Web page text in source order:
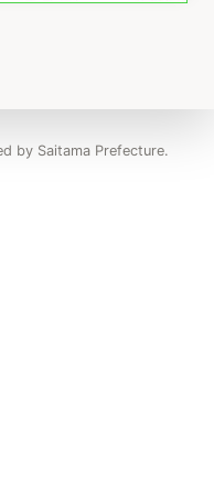
by Saitama Prefecture.